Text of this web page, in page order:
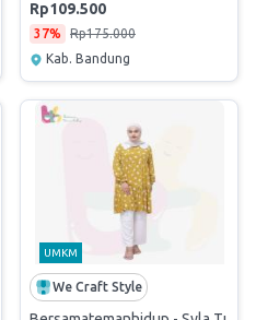
Rp109.500
37%
Rp175.000
Kab. Bandung
UMKM
We Craft Style